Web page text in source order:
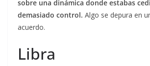
sobre una dinámica donde estabas
demasiado control. Algo se depura en
acuerdo.
Libra